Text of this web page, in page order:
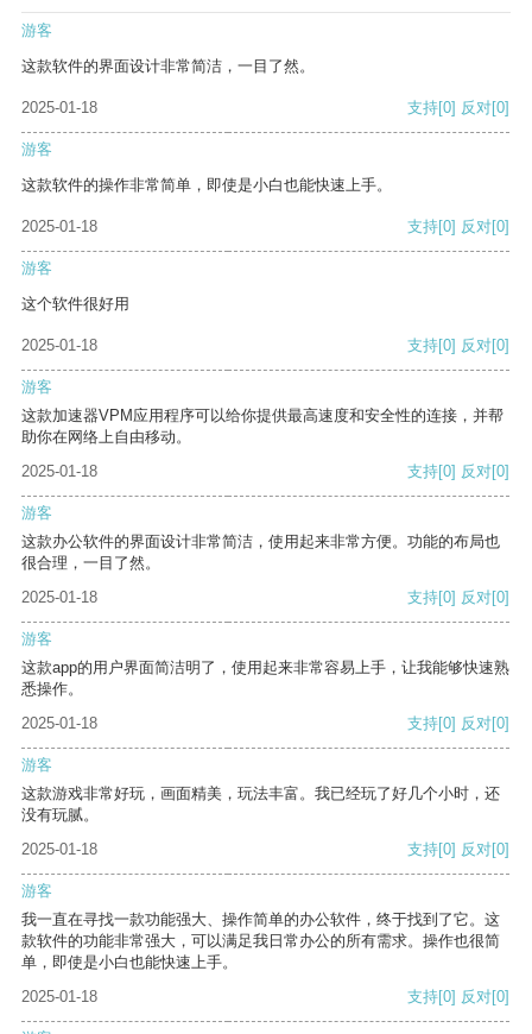
游客
这款软件的界面设计非常简洁，一目了然。
2025-01-18 支持[0] 反对[0]
游客
这款软件的操作非常简单，即使是小白也能快速上手。
2025-01-18 支持[0] 反对[0]
游客
这个软件很好用
2025-01-18 支持[0] 反对[0]
游客
这款加速器VPM应用程序可以给你提供最高速度和安全性的连接，并帮
助你在网络上自由移动。
2025-01-18
支持[0] 反对[0]
游客
这款办公软件的界面设计非常简洁，使用起来非常方便。功能的布局也
很合理，一目了然。
2025-01-18
支持[0] 反对[0]
游客
这款app的用户界面简洁明了，使用起来非常容易上手，让我能够快速熟
悉操作。
2025-01-18
支持[0] 反对[0]
游客
这款游戏非常好玩，画面精美，玩法丰富。我已经玩了好几个小时，还
没有玩腻。
2025-01-18
支持[0] 反对[0]
游客
我一直在寻找一款功能强大、操作简单的办公软件，终于找到了它。这
款软件的功能非常强大，可以满足我日常办公的所有需求。操作也很简
单，即使是小白也能快速上手。
2025-01-18
支持[0] 反对[0]